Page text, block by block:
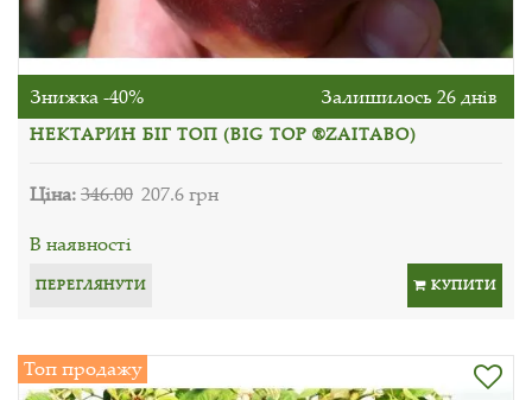
Знижка -40% Залишилось 26 днів
НЕКТАРИН БІГ ТОП (BIG TOP ®ZAITABO)
Ціна:346.00 207.6 грн
В наявності
ПЕРЕГЛЯНУТИ КУПИТИ
Топ продажу